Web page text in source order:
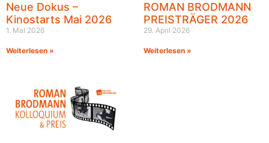
Neue Dokus –
Kinostarts Mai 2026
1. Mai 2026
Weiterlesen »
ROMAN BRODMANN
PREISTRÄGER 2026
29. April 2026
Weiterlesen »